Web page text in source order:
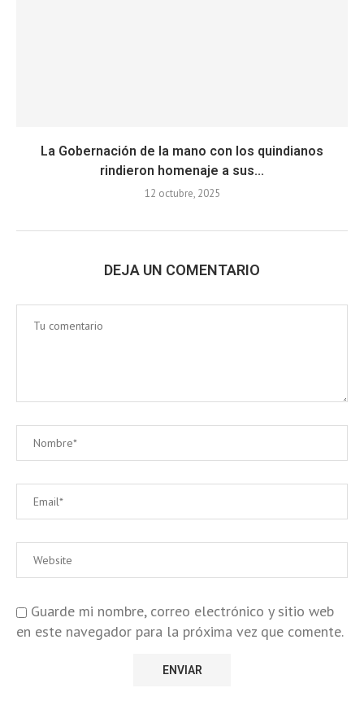
La Gobernación de la mano con los quindianos
rindieron homenaje a sus...
12 octubre, 2025
DEJA UN COMENTARIO
Guarde mi nombre, correo electrónico y sitio web
en este navegador para la próxima vez que comente.